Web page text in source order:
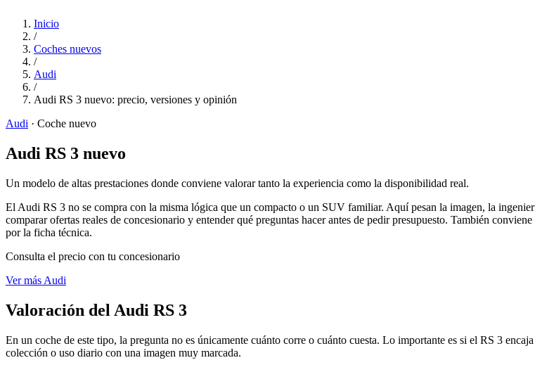
Inicio
/
Coches nuevos
/
Audi
/
Audi RS 3 nuevo: precio, versiones y opinión
Audi · Coche nuevo
Audi RS 3 nuevo
Un modelo de altas prestaciones donde conviene valorar tanto la experiencia como la disponibilidad real.
El Audi RS 3 no se compra con la misma lógica que un compacto o un SUV familiar. Aquí pesan la imagen, la
comparar ofertas reales de concesionario y entender qué preguntas hacer antes de pedir presupuesto. También
por la ficha técnica.
Consulta el precio con tu concesionario
Ver más Audi
Valoración del Audi RS 3
En un coche de este tipo, la pregunta no es únicamente cuánto corre o cuánto cuesta. Lo importante es si el RS 3
colección o uso diario con una imagen muy marcada.